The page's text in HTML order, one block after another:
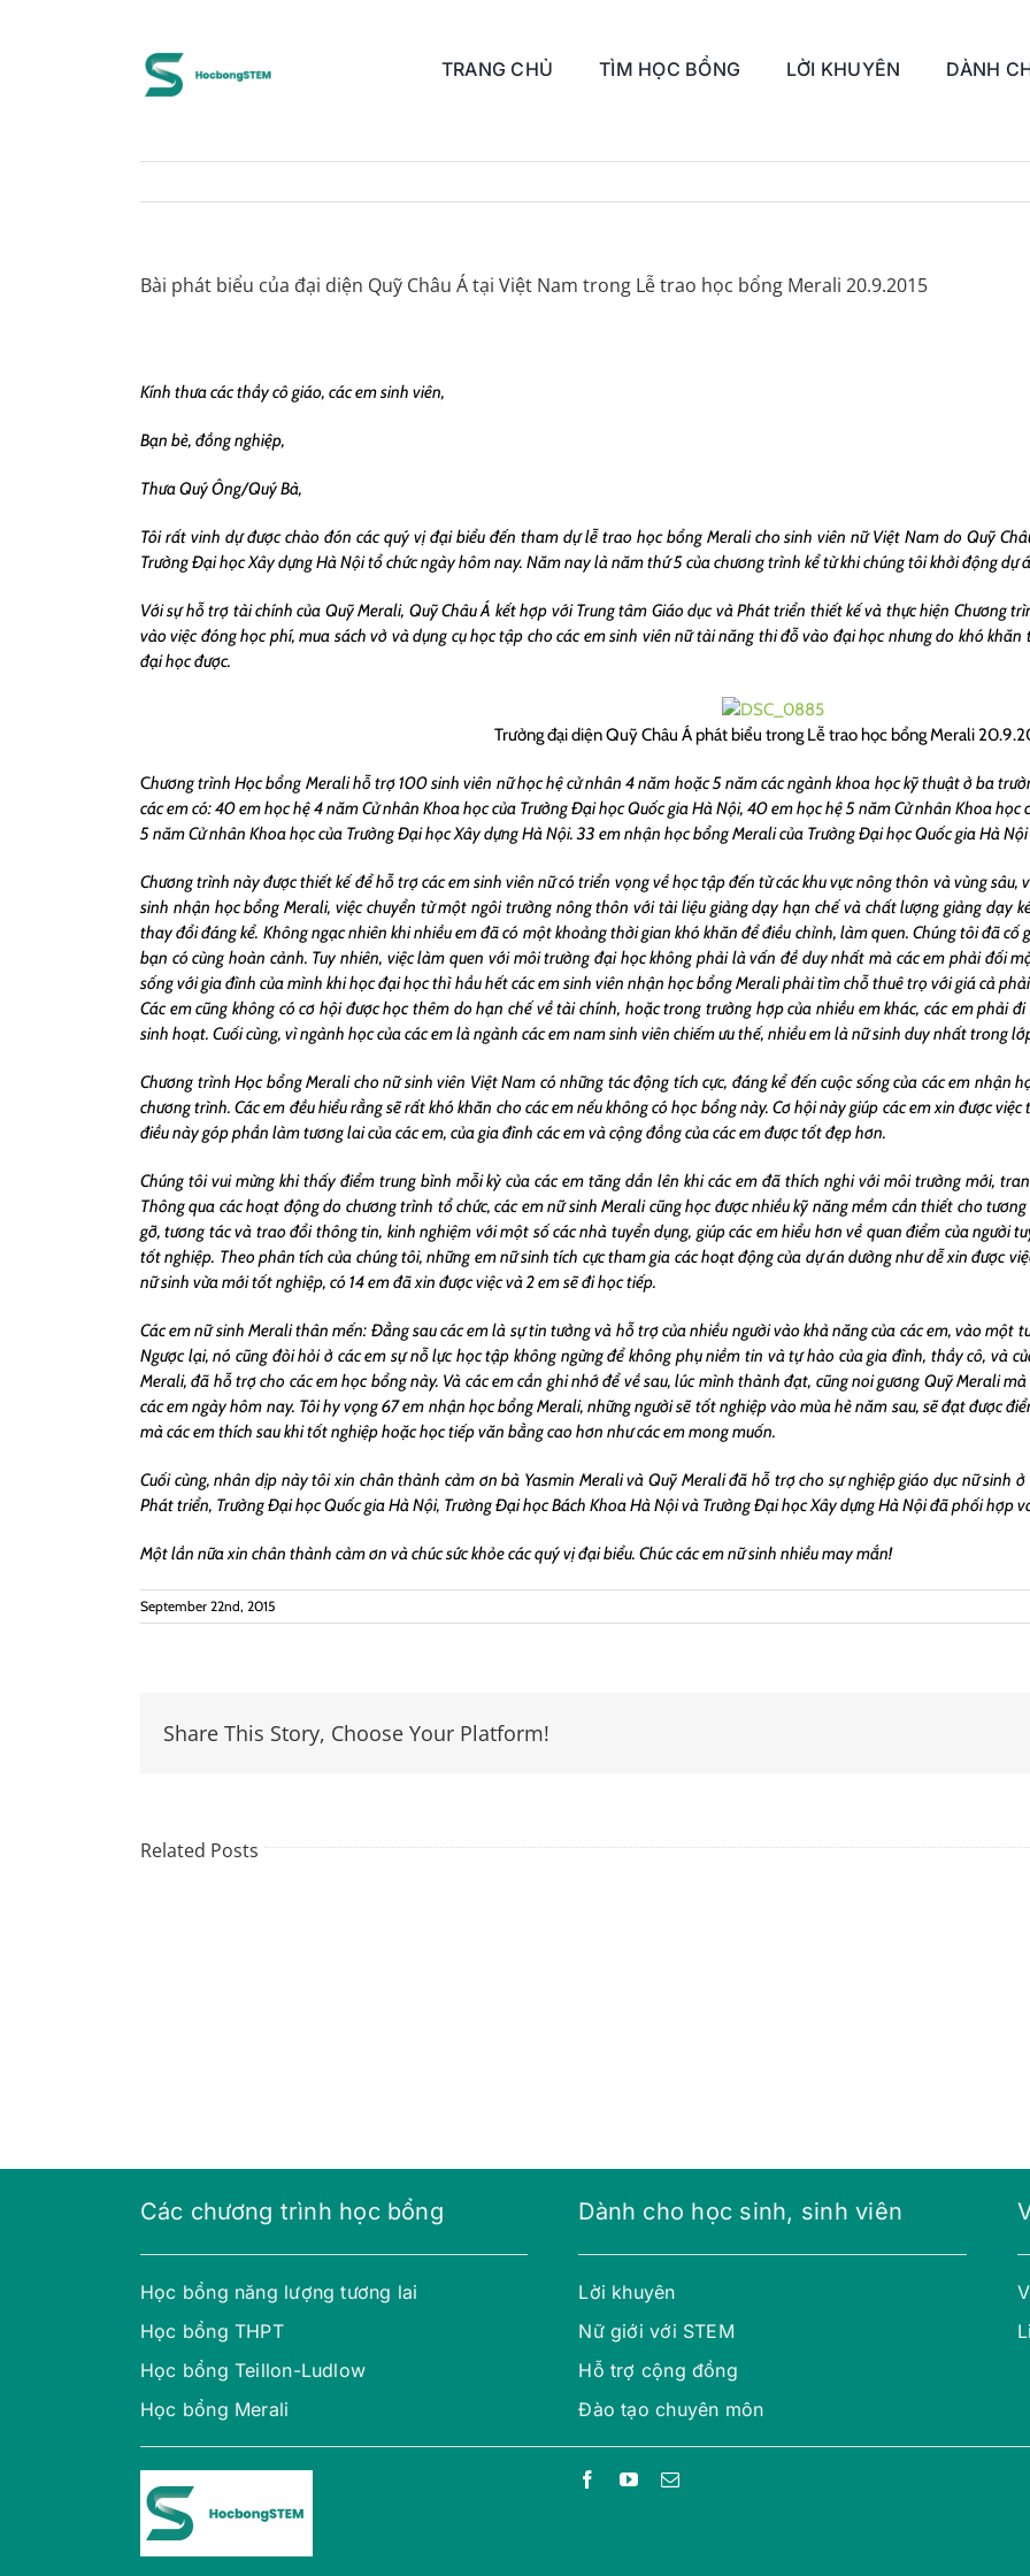
TRANG CHỦ TÌM HỌC BỔNG LỜI KHUYÊN DÀNH
Bài phát biểu của đại diện Quỹ Châu Á tại Việt Nam trong Lễ trao học bổng Merali 20.9.2015
Kính thưa các thầy cô giáo, các em sinh viên,
Bạn bè, đồng nghiệp,
Thưa Quý Ông/Quý Bà,
Tôi rất vinh dự được chào đón các quý vị đại biểu đến tham dự lễ trao học bổng Merali cho sinh viên nữ Việt Nam do Quỹ
Trường Đại học Xây dựng Hà Nội tổ chức ngày hôm nay. Năm nay là năm thứ 5 của chương trình kể từ khi chúng tôi khởi động dự
Với sự hỗ trợ tài chính của Quỹ Merali, Quỹ Châu Á kết hợp với Trung tâm Giáo dục và Phát triển thiết kế và thực hiện Chương
vào việc đóng học phí, mua sách vở và dụng cụ học tập cho các em sinh viên nữ tài năng thi đỗ vào đại học nhưng do khó
đại học được.
Trưởng đại diện Quỹ Châu Á phát biểu trong Lễ trao học bổng Merali
Chương trình Học bổng Merali hỗ trợ 100 sinh viên nữ học hệ cử nhân 4 năm hoặc 5 năm các ngành khoa học kỹ thuật ở ba
các em có: 40 em học hệ 4 năm Cử nhân Khoa học của Trường Đại học Quốc gia Hà Nội, 40 em học hệ 5 năm Cử nhân Khoa
5 năm Cử nhân Khoa học của Trường Đại học Xây dựng Hà Nội. 33 em nhận học bổng Merali của Trường Đại học Quốc gia Hà
Chương trình này được thiết kế để hỗ trợ các em sinh viên nữ có triển vọng về học tập đến từ các khu vực nông thôn và vùng
sinh nhận học bổng Merali, việc chuyển từ một ngôi trường nông thôn với tài liệu giảng dạy hạn chế và chất lượng giảng dạy
thay đổi đáng kể. Không ngạc nhiên khi nhiều em đã có một khoảng thời gian khó khăn để điều chỉnh, làm quen. Chúng tôi đã
bạn có cùng hoàn cảnh. Tuy nhiên, việc làm quen với môi trường đại học không phải là vấn đề duy nhất mà các em phải đối
sống với gia đình của mình khi học đại học thì hầu hết các em sinh viên nhận học bổng Merali phải tìm chỗ thuê trọ với giá cả
Các em cũng không có cơ hội được học thêm do hạn chế về tài chính, hoặc trong trường hợp của nhiều em khác, các em phải
sinh hoạt. Cuối cùng, vì ngành học của các em là ngành các em nam sinh viên chiếm ưu thế, nhiều em là nữ sinh duy nhất trong
Chương trình Học bổng Merali cho nữ sinh viên Việt Nam có những tác động tích cực, đáng kể đến cuộc sống của các em nhận
chương trình. Các em đều hiểu rằng sẽ rất khó khăn cho các em nếu không có học bổng này. Cơ hội này giúp các em xin được
điều này góp phần làm tương lai của các em, của gia đình các em và cộng đồng của các em được tốt đẹp hơn.
Chúng tôi vui mừng khi thấy điểm trung bình mỗi kỳ của các em tăng dần lên khi các em đã thích nghi với môi trường mới,
Thông qua các hoạt động do chương trình tổ chức, các em nữ sinh Merali cũng học được nhiều kỹ năng mềm cần thiết cho
gỡ, tương tác và trao đổi thông tin, kinh nghiệm với một số các nhà tuyển dụng, giúp các em hiểu hơn về quan điểm của người
tốt nghiệp. Theo phân tích của chúng tôi, những em nữ sinh tích cực tham gia các hoạt động của dự án dường như dễ xin được
nữ sinh vừa mới tốt nghiệp, có 14 em đã xin được việc và 2 em sẽ đi học tiếp.
Các em nữ sinh Merali thân mến: Đằng sau các em là sự tin tưởng và hỗ trợ của nhiều người vào khả năng của các em, vào
Ngược lại, nó cũng đòi hỏi ở các em sự nỗ lực học tập không ngừng để không phụ niềm tin và tự hào của gia đình, thầy cô,
Merali, đã hỗ trợ cho các em học bổng này. Và các em cần ghi nhớ để về sau, lúc mình thành đạt, cũng noi gương Quỹ Merali
các em ngày hôm nay. Tôi hy vọng 67 em nhận học bổng Merali, những người sẽ tốt nghiệp vào mùa hè năm sau, sẽ đạt được
mà các em thích sau khi tốt nghiệp hoặc học tiếp văn bằng cao hơn như các em mong muốn.
Cuối cùng, nhân dịp này tôi xin chân thành cảm ơn bà Yasmin Merali và Quỹ Merali đã hỗ trợ cho sự nghiệp giáo dục nữ sinh
Phát triển, Trường Đại học Quốc gia Hà Nội, Trường Đại học Bách Khoa Hà Nội và Trường Đại học Xây dựng Hà Nội đã phối hợp
Một lần nữa xin chân thành cảm ơn và chúc sức khỏe các quý vị đại biểu. Chúc các em nữ sinh nhiều may mắn!
September 22nd, 2015
Share This Story, Choose Your Platform!
Related Posts
Các chương trình học bổng
Học bổng năng lượng tương lai
Học bổng THPT
Học bổng Teillon-Ludlow
Học bổng Merali
Dành cho học sinh, sinh viên
Lời khuyên
Nữ giới với STEM
Hỗ trợ cộng đồng
Đào tạo chuyên môn